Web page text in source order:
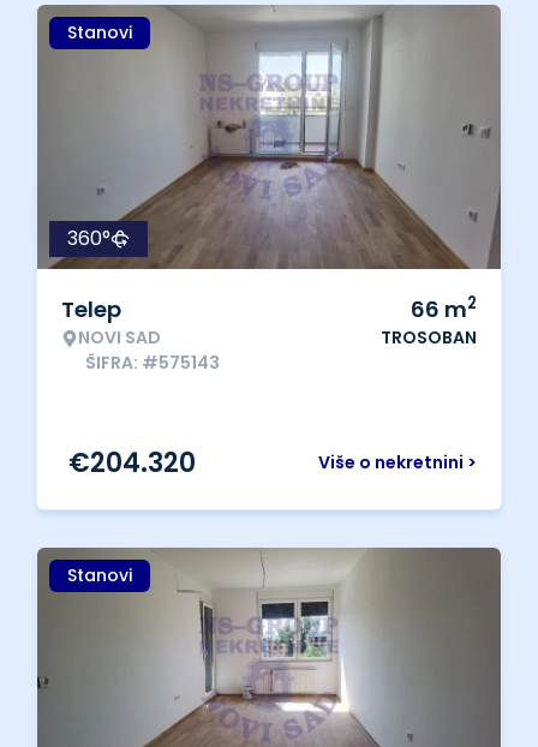
Stanovi
360°
Telep
NOVI SAD
ŠIFRA: #575143
66 m2
TROSOBAN
Više o nekretnini >
€204.320
Stanovi